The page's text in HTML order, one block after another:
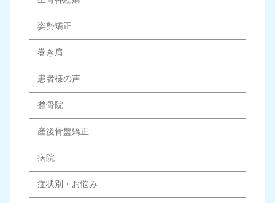
姿勢矯正
巻き肩
患者様の声
整骨院
産後骨盤矯正
病院
症状別・お悩み